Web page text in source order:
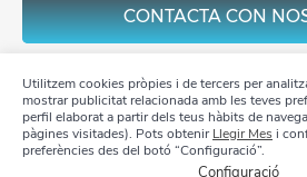
CONTACTA CON
Aviso Legal
Utilitzem cookies pròpies i de tercers per
mostrar publicitat relacionada amb les teves
perfil elaborat a partir dels teus hàbits de
pàgines visitades). Pots obtenirLlegir Mesi
preferències des del botó “Configuració”.
Configuració